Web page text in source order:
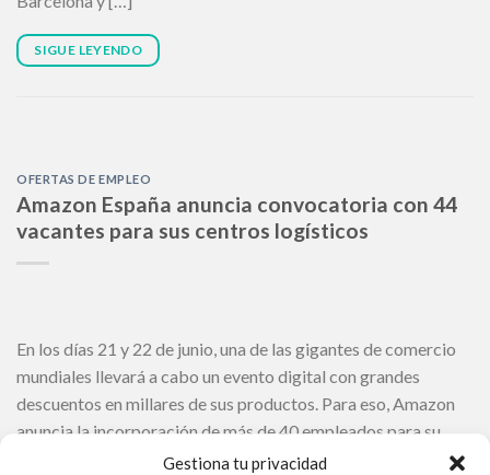
Gestiona tu privacidad
SIGUE LEYENDO
OFERTAS DE EMPLEO
Amazon España anuncia convocatoria con 44
vacantes para sus centros logísticos
En los días 21 y 22 de junio, una de las gigantes de comercio
mundiales llevará a cabo un evento digital con grandes
descuentos en millares de sus productos. Para eso, Amazon
anuncia la incorporación de más de 40 empleados para su
campaña de verano. Cadena de tiendas de electrónicos